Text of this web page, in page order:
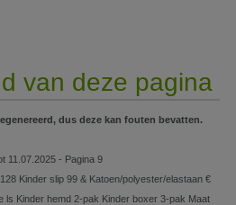
van deze pagina
dus deze kan fouten bevatten.
11.07.2025 - Pagina 9
Kinder slip 99 & Katoen/polyester/elastaan €
ls Kinder hemd 2-pak Kinder boxer 3-pak Maat